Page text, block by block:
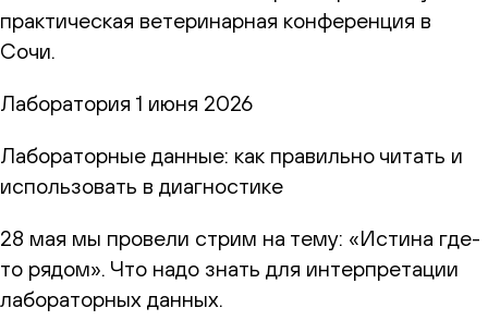
практическая ветеринарная конференция в
Сочи.
Лаборатория 1 июня 2026
Лабораторные данные: как правильно читать и
использовать в диагностике
28 мая мы провели стрим на тему: «Истина где-
то рядом». Что надо знать для интерпретации
лабораторных данных.